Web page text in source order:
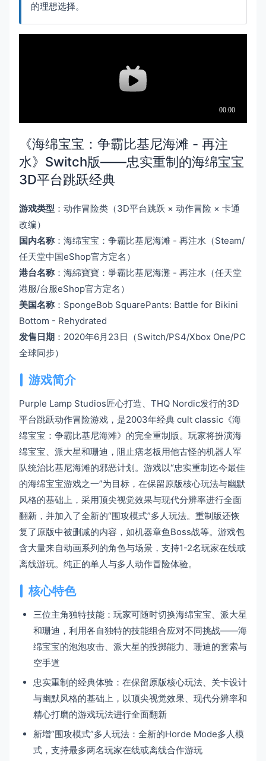
的理想选择。
《海绵宝宝：争霸比基尼海滩 - 再注
水》Switch版——忠实重制的海绵宝宝
3D平台跳跃经典
游戏类型 ：动作冒险类（3D平台跳跃 × 动作冒险 × 卡通
改编）
国内名称：海绵宝宝：争霸比基尼海滩 - 再注水（Steam/
任天堂中国eShop官方定名）
港台名称：海綿寶寶：爭霸比基尼海灘 - 再注水（任天堂
港服/台服eShop官方定名）
美国名称：SpongeBob SquarePants: Battle for Bikini
Bottom - Rehydrated
发售日期 ：2020年6月23日（Switch/PS4/Xbox One/PC
全球同步）
游戏简介
Purple Lamp Studios匠心打造、THQ Nordic发行的3D
平台跳跃动作冒险游戏，是2003年经典 cult classic《海
绵宝宝：争霸比基尼海滩》的完全重制版。玩家将扮演海
绵宝宝、派大星和珊迪，阻止痞老板用他古怪的机器人军
队统治比基尼海滩的邪恶计划。游戏以“忠实重制迄今最佳
的海绵宝宝游戏之一”为目标，在保留原版核心玩法与幽默
风格的基础上，采用顶尖视觉效果与现代分辨率进行全面
翻新，并加入了全新的“围攻模式”多人玩法。重制版还恢
复了原版中被删减的内容，如机器章鱼Boss战等。游戏包
含大量来自动画系列的角色与场景，支持1-2名玩家在线或
离线游玩。纯正的单人与多人动作冒险体验。
核心特色
三位主角独特技能：玩家可随时切换海绵宝宝、派大星
和珊迪，利用各自独特的技能组合应对不同挑战——海
绵宝宝的泡泡攻击、派大星的投掷能力、珊迪的套索与
空手道
忠实重制的经典体验：在保留原版核心玩法、关卡设计
与幽默风格的基础上，以顶尖视觉效果、现代分辨率和
精心打磨的游戏玩法进行全面翻新
新增“围攻模式”多人玩法：全新的Horde Mode多人模
式，支持最多两名玩家在线或离线合作游玩